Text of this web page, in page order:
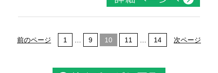
前のページ 1 9 10 11 14 次ページ